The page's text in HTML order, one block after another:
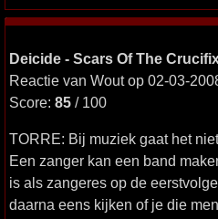
Deicide - Scars Of The
Reactie van Wout op 02-03-
Score: 85 / 100
TORRE: Bij muziek gaat het
Een zanger kan een band
is als zangeres op de
daarna eens kijken of je die